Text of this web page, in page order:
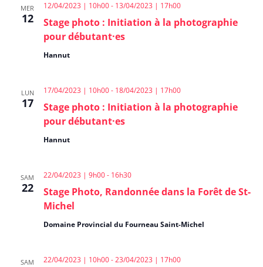
MER
12
Stage photo : Initiation à la photographie
pour débutant·es
12/04/2023 | 10h00- 13/04/2023 | 17h00
Hannut
LUN
17
Stage photo : Initiation à la photographie
pour débutant·es
17/04/2023 | 10h00- 18/04/2023 | 17h00
Hannut
SAM
22
Stage Photo, Randonnée dans la Forêt de St-
Michel
22/04/2023 | 9h00- 16h30
Domaine Provincial du Fourneau Saint-Michel
SAM 22/04/2023 | 10h00-23/04/2023 | 17h00